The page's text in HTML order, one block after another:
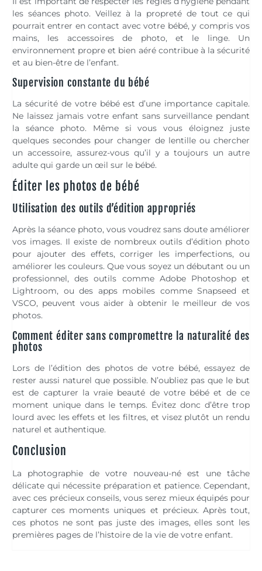
les séances photo. Veillez à la propreté de tout ce qui
pourrait entrer en contact avec votre bébé, y compris vos
mains, les accessoires de photo, et le linge. Un
environnement propre et bien aéré contribue à la sécurité
et au bien-être de l’enfant.
Supervision constante du bébé
La sécurité de votre bébé est d’une importance capitale.
Ne laissez jamais votre enfant sans surveillance pendant
la séance photo. Même si vous vous éloignez juste
quelques secondes pour changer de lentille ou chercher
un accessoire, assurez-vous qu’il y a toujours un autre
adulte qui garde un œil sur le bébé.
Éditer les photos de bébé
Utilisation des outils d’édition appropriés
Après la séance photo, vous voudrez sans doute améliorer
vos images. Il existe de nombreux outils d’édition photo
pour ajouter des effets, corriger les imperfections, ou
améliorer les couleurs. Que vous soyez un débutant ou un
professionnel, des outils comme Adobe Photoshop et
Lightroom, ou des apps mobiles comme Snapseed et
VSCO, peuvent vous aider à obtenir le meilleur de vos
photos.
Comment éditer sans compromettre la naturalité des
photos
Lors de l’édition des photos de votre bébé, essayez de
rester aussi naturel que possible. N’oubliez pas que le but
est de capturer la vraie beauté de votre bébé et de ce
moment unique dans le temps. Évitez donc d’être trop
lourd avec les effets et les filtres, et visez plutôt un rendu
naturel et authentique.
Conclusion
La photographie de votre nouveau-né est une tâche
délicate qui nécessite préparation et patience. Cependant,
avec ces précieux conseils, vous serez mieux équipés pour
capturer ces moments uniques et précieux. Après tout,
ces photos ne sont pas juste des images, elles sont les
premières pages de l’histoire de la vie de votre enfant.